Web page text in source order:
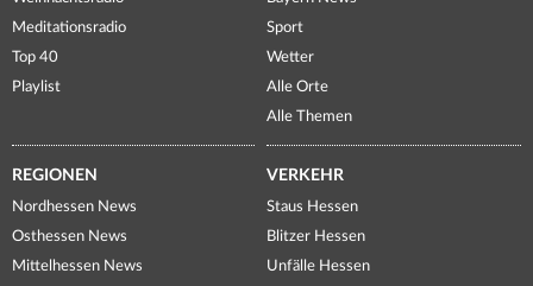
Meditationsradio
Top 40
Playlist
Sport
Wetter
Alle Orte
Alle Themen
REGIONEN
Nordhessen News
Osthessen News
Mittelhessen News
VERKEHR
Staus Hessen
Blitzer Hessen
Unfälle Hessen